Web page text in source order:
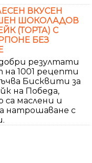
ВКУСЕН
ШОКОЛАДОВ
(ТОРТА) С
БЕЗ
резултати
1001 рецепти
Бисквити за
на Победа,
маслени и
натрошаване с